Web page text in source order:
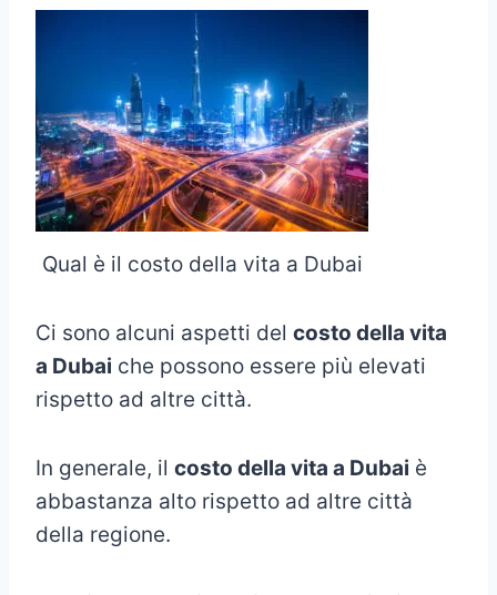
Qual è il costo della vita a Dubai
Ci sono alcuni aspetti del costo della vita
a Dubai che possono essere più elevati
rispetto ad altre città.
In generale, il costo della vita a Dubai è
abbastanza alto rispetto ad altre città
della regione.